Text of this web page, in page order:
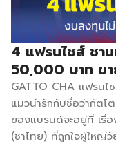
4 แฟรนไชส์ ชาน
50,000 บาท ขา
GATTO CHA แฟรน
แมวน่ารักกับชื่อว่ากัตโ
ของแบรนด์จะอยู่ที่ เรื่
(ชาไทย) ที่ถูกใจผู้ใหญ่